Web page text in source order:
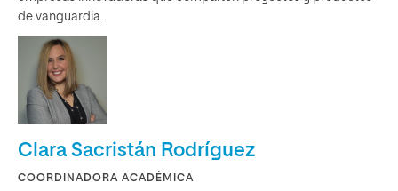
de vanguardia.
Clara Sacristán Rodríguez
COORDINADORA ACADÉMICA